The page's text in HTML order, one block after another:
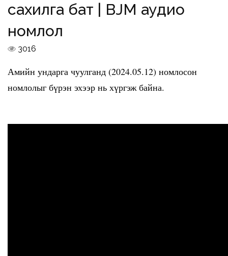
сахилга бат | BJM аудио
номлол
3016
Амийн ундарга чуулганд (2024.05.12) номлосон
номлолыг бүрэн эхээр нь хүргэж байна.